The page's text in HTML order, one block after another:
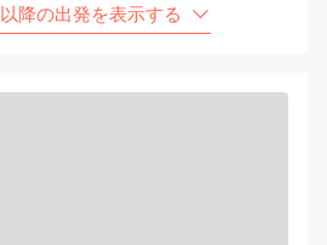
降の出発を表示する